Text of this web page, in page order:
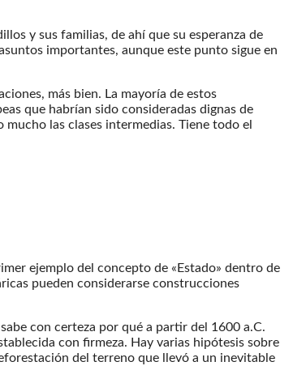
y sus familias, de ahí que su esperanza de
importantes, aunque este punto sigue en
más bien. La mayoría de estos
que habrían sido consideradas dignas de
las clases intermedias. Tiene todo el
ejemplo del concepto de «Estado» dentro de
pueden considerarse construcciones
con certeza por qué a partir del 1600 a.C.
con firmeza. Hay varias hipótesis sobre
del terreno que llevó a un inevitable